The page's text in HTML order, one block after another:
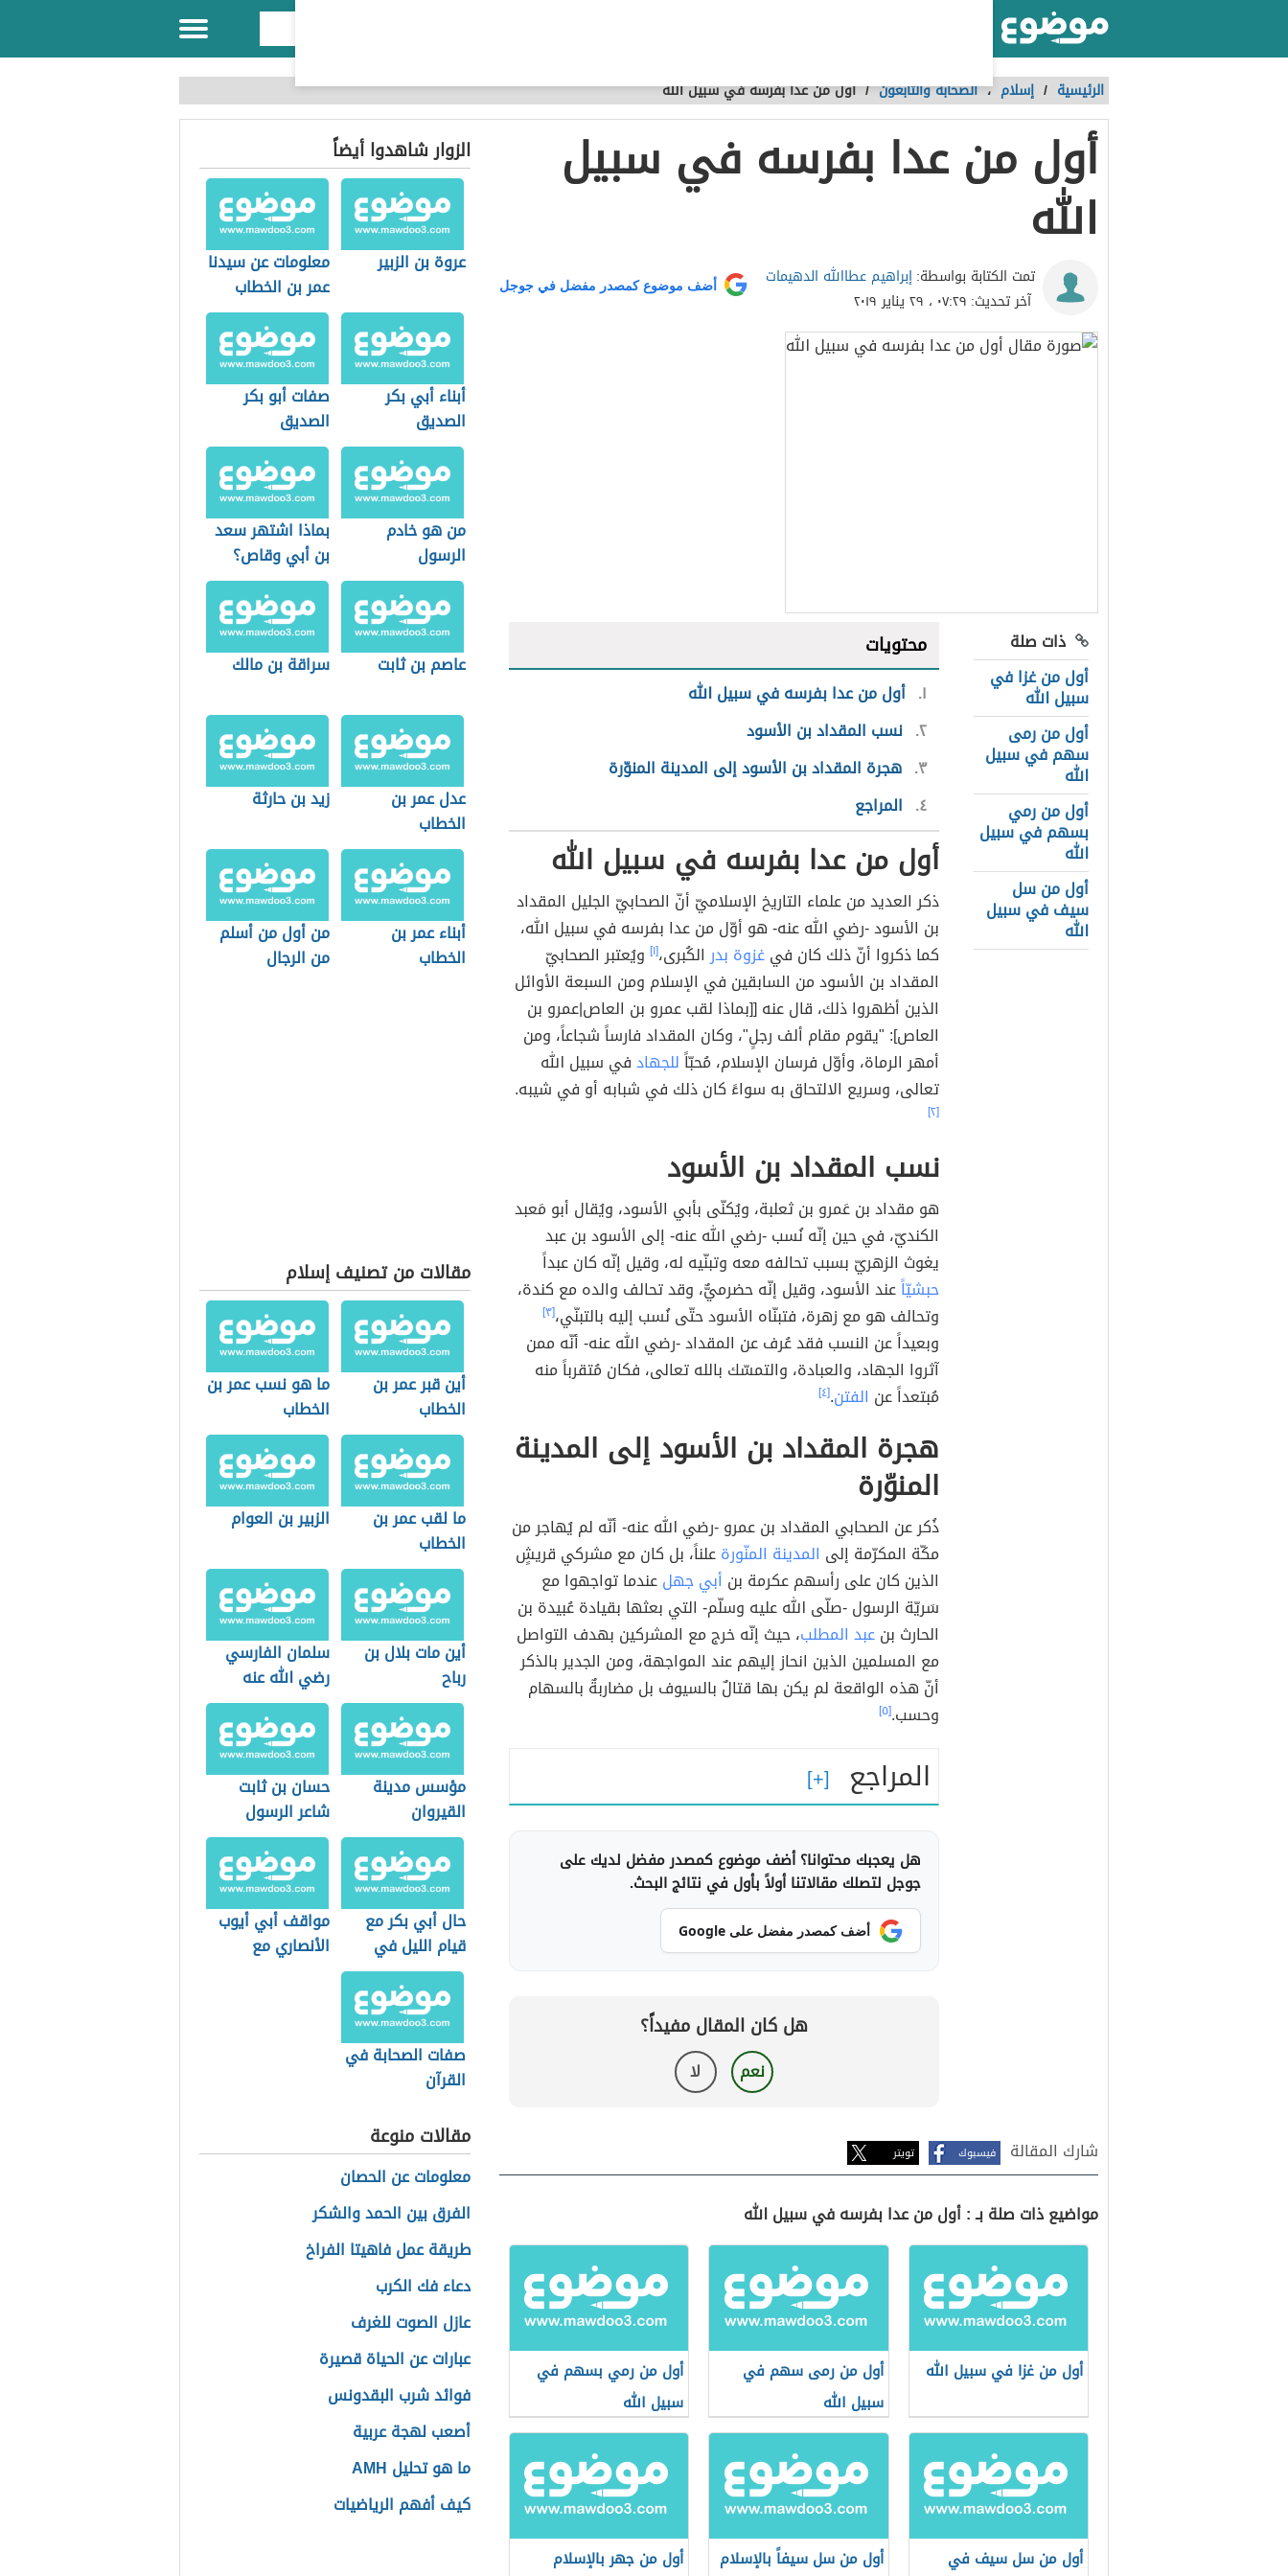
الرئيسية / إسلام ،الصحابة والتابعون /أول من عدا بفرسه في سبيل الله
أول من عدا بفرسه في سبيل
الله
تمت الكتابة بواسطة:إبراهيم عطاالله الدهيمات
آخر تحديث: ٠٧:٢٩ ، ٢٩ يناير ٢٠١٩
أضف موضوع كمصدر مفضل في جوجل
ذات صلة
أول من غزا في
سبيل الله
أول من رمى
سهم في سبيل
الله
أول من رمي
بسهم في سبيل
الله
أول من سل
سيف في سبيل
الله
محتويات
١ أول من عدا بفرسه في سبيل الله
٢ نسب المقداد بن الأسود
٣ هجرة المقداد بن الأسود إلى المدينة المنوّرة
٤ المراجع
أول من عدا بفرسه في سبيل الله
ذكر العديد من علماء التاريخ الإسلاميّ أنّ الصحابيّ الجليل المقداد
بن الأسود -رضي الله عنه- هو أوّل من عدا بفرسه في سبيل الله،
كما ذكروا أنّ ذلك كان فيغزوة بدرالكُبرى،[١] ويُعتبر الصحابيّ
المقداد بن الأسود من السابقين في الإسلام ومن السبعة الأوائل
الذين أظهروا ذلك، قال عنه [[بماذا لقب عمرو بن العاص|عمرو بن
العاص]: "يقوم مقام ألف رجلٍ"، وكان المقداد فارساً شجاعاً، ومن
أمهر الرماة، وأوّل فرسان الإسلام، مُحبّاًللجهادفي سبيل الله
تعالى، وسريع الالتحاق به سواءً كان ذلك في شبابه أو في شيبه.
[٢]
نسب المقداد بن الأسود
هو مقداد بن عَمرو بن ثعلبة، ويُكنّى بأبي الأسود، ويُقال أبو مَعبد
الكنديّ، في حين إنّه نُسب -رضي الله عنه- إلى الأسود بن عبد
يغوث الزهريّ بسبب تحالفه معه وتبنّيه له، وقيل إنّه كان عبداً
حبشيّاًعند الأسود، وقيل إنّه حضرميٌّ، وقد تحالف والده مع كندة،
وتحالف هو مع زهرة، فتبنّاه الأسود حتّى نُسب إليه بالتبنّي،[٣]
وبعيداً عن النسب فقد عُرف عن المقداد -رضي الله عنه- أنّه ممن
آثروا الجهاد، والعبادة، والتمسّك بالله تعالى، فكان مُتقرباً منه
مُبتعداً عن الفتن.[٤]
هجرة المقداد بن الأسود إلى المدينة
المنوّرة
ذُكر عن الصحابي المقداد بن عمرو -رضي الله عنه- أنّه لم يُهاجر من
مكّة المكرّمة إلى المدينة المنّورةعلناً، بل كان مع مشركي قريشٍ
الذين كان على رأسهم عكرمة بن أبي جهلعندما تواجهوا مع
سَريّة الرسول -صلّى الله عليه وسلّم- التي بعثها بقيادة عُبيدة بن
الحارث بنعبد المطلب، حيث إنّه خرج مع المشركين بهدف التواصل
مع المسلمين الذين انحاز إليهم عند المواجهة، ومن الجدير بالذكر
أنّ هذه الواقعة لم يكن بها قتالٌ بالسيوف بل مضاربةٌ بالسهام
وحسب.[٥]
المراجع
هل يعجبك محتوانا؟ أضف موضوع كمصدر مفضل لديك على
جوجل لتصلك مقالاتنا أولاً بأول في نتائج البحث.
أضف كمصدر مفضل على Google
هل كان المقال مفيداً؟
نعم لا
شارك المقالة فيسبوك تويتر
مواضيع ذات صلة بـ : أول من عدا بفرسه في سبيل الله
أول من غزا في سبيل الله
أول من رمى سهم في
سبيل الله
أول من رمي بسهم في
سبيل الله
أول من سل سيف في أول من سل سيفاً بالإسلام أول من جهر بالإسلام
الزوار شاهدوا أيضاً
عروة بن الزبير
معلومات عن سيدنا
عمر بن الخطاب
أبناء أبي بكر
الصديق
صفات أبو بكر
الصديق
من هو خادم
الرسول
بماذا اشتهر سعد
بن أبي وقاص؟
عاصم بن ثابت سراقة بن مالك
عدل عمر بن
الخطاب
زيد بن حارثة
أبناء عمر بن
الخطاب
من أول من أسلم
من الرجال
مقالات من تصنيف إسلام
أين قبر عمر بن
الخطاب
ما هو نسب عمر بن
الخطاب
ما لقب عمر بن
الخطاب
الزبير بن العوام
أين مات بلال بن
رباح
سلمان الفارسي
رضي الله عنه
مؤسس مدينة
القيروان
حسان بن ثابت
شاعر الرسول
حال أبي بكر مع
قيام الليل في
رمضان
مواقف أبي أيوب
الأنصاري مع
صفات الصحابة في
القرآن
مقالات منوعة
معلومات عن الحصان
الفرق بين الحمد والشكر
طريقة عمل فاهيتا الفراخ
دعاء فك الكرب
عازل الصوت للغرف
عبارات عن الحياة قصيرة
فوائد شرب البقدونس
أصعب لهجة عربية
ما هو تحليل AMH
كيف أفهم الرياضيات